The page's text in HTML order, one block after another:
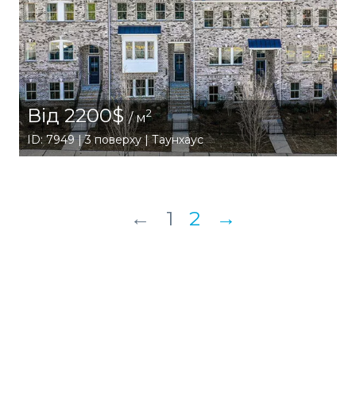
Від 2200$/ м2
ID: 7949 | 3 поверху | Таунхаус
← 1 2 →